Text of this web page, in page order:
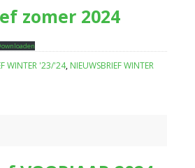
zomer 2024
WINTER '23/'24, NIEUWSBRIEF WINTER